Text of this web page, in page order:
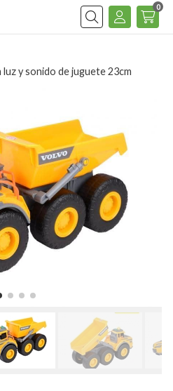
Buscar
0
y sonido de juguete 23cm